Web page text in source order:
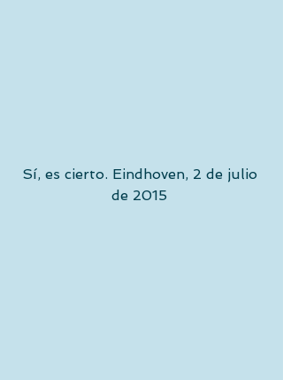
Sí, es cierto. Eindhoven, 2 de julio
de 2015